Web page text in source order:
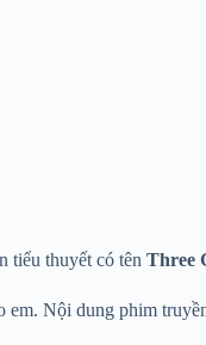
tiểu thuyết có tên Three
Nội dung phim